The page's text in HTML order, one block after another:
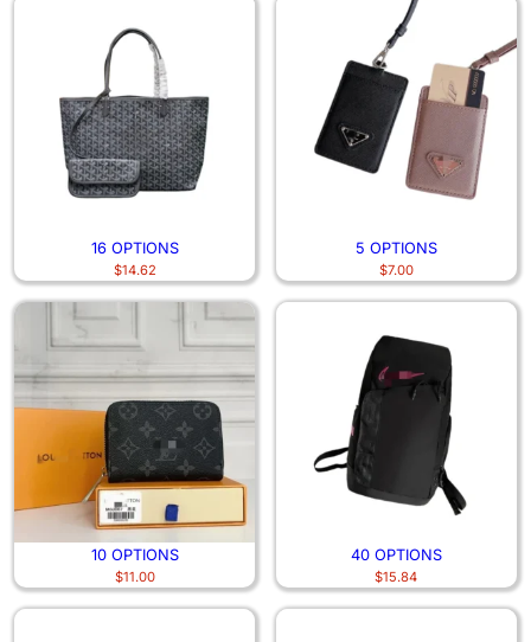
16 OPTIONS
$14.62
5 OPTIONS
$7.00
10 OPTIONS
$11.00
40 OPTIONS
$15.84